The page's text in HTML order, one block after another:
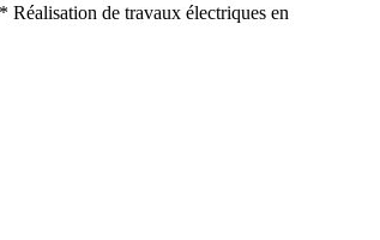
de travaux électriques en